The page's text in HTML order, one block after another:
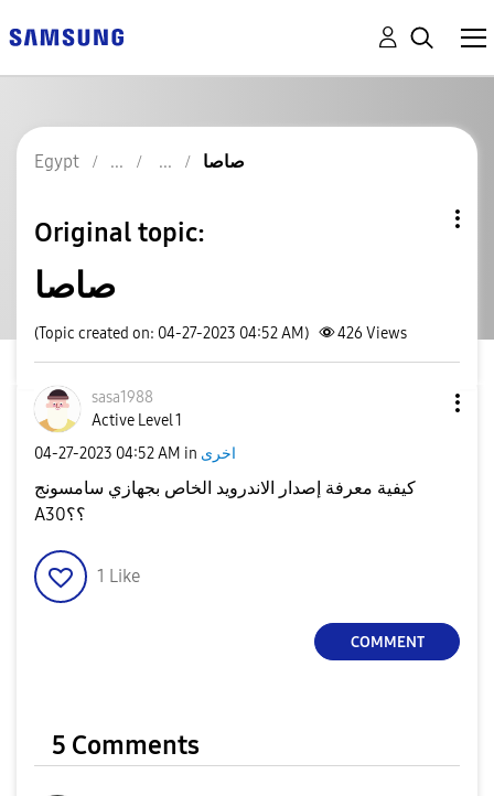
Egypt صاصا
Original topic:
صاصا
(Topic created on: 04-27-2023 04:52 AM) 426 Views
sasa1988
Active Level 1
‎04-27-2023 04:52 AM in اخرى
كيفية معرفة إصدار الاندرويد الخاص بجهازي سامسونج
A30؟؟
1 Like
COMMENT
5 Comments